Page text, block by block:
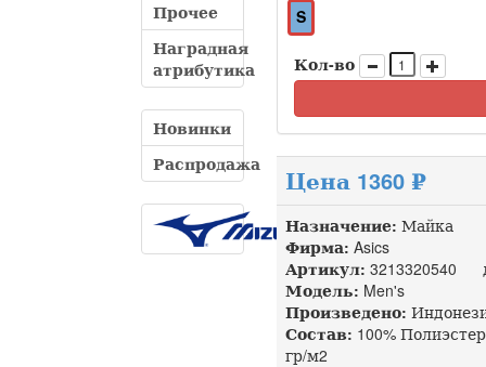
Прочее
Наградная
атрибутика
Новинки
Распродажа
S
Кол-во
Цена 1360 ₽
Назначение: Майка
Фирма: Asics
Артикул: 3213320540
Модель: Men's
Произведено:
Состав: 100%
гр/м2